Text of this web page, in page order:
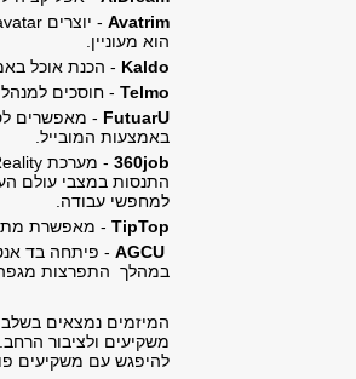
Avatrim - יוצרים
הוא מעוניין.
Kaldo - הכנת אוכל
Telmo - חוסכים
FutuarU - מאפשרים
באמצעות המובייל.
job
360 - מערכת
התנסות במצבי עולם
למחפשי עבודה.
TipTop - מאפשרת מתן
AGCU - פיתחה בד
במהלך התפרצות
המיזמים נמצאים
משקיעים ולציבור
להיפגש עם משקיעים